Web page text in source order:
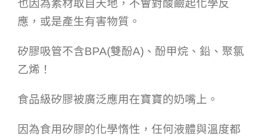
也因為素材取自天地，不會對酸鹼起化學反
應，或是產生有害物質。
矽膠吸管不含BPA(雙酚A)、酚甲烷、鉛、聚氯
乙烯！
食品級矽膠被廣泛應用在寶寶的奶嘴上。
因為食用矽膠的化學惰性，任何液體與溫度都